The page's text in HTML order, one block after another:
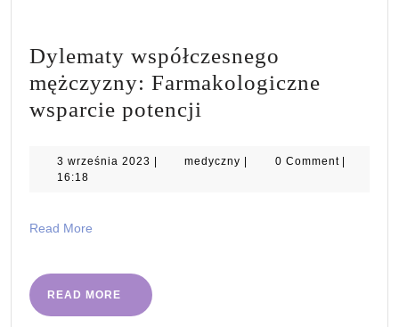
Dylematy współczesnego
mężczyzny: Farmakologiczne
wsparcie potencji
mężczyzny:
3 września 2023 3
medyczny medyczny0 Comment
16:18
Read More
READ MORE
READ
MORE